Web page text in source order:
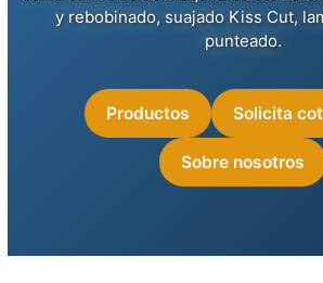
y rebobinado, suajado Kiss Cut,
punteado.
Productos Solicita
Sobre nosotros